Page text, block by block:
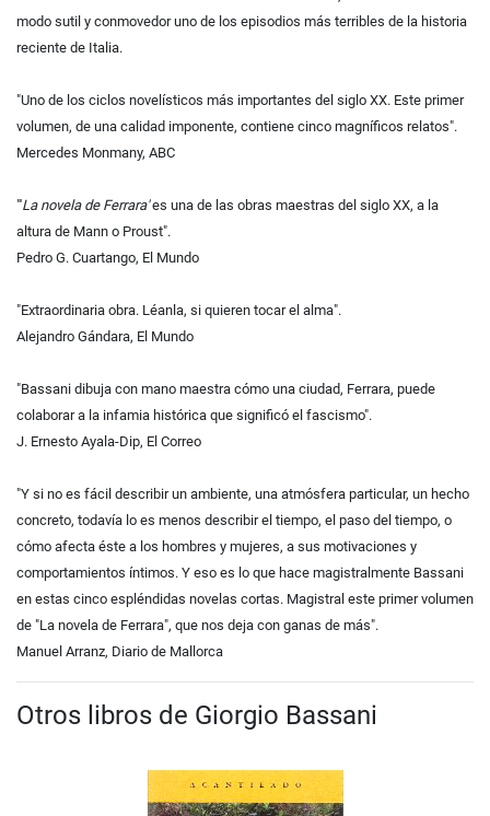
modo sutil y conmovedor uno de los episodios más terribles de la historia
reciente de Italia.
"Uno de los ciclos novelísticos más importantes del siglo XX. Este primer
volumen, de una calidad imponente, contiene cinco magníficos relatos".
Mercedes Monmany, ABC
"'La novela de Ferrara'es una de las obras maestras del siglo XX, a la
altura de Mann o Proust".
Pedro G. Cuartango, El Mundo
"Extraordinaria obra. Léanla, si quieren tocar el alma".
Alejandro Gándara, El Mundo
"Bassani dibuja con mano maestra cómo una ciudad, Ferrara, puede
colaborar a la infamia histórica que significó el fascismo".
J. Ernesto Ayala-Dip, El Correo
"Y si no es fácil describir un ambiente, una atmósfera particular, un hecho
concreto, todavía lo es menos describir el tiempo, el paso del tiempo, o
cómo afecta éste a los hombres y mujeres, a sus motivaciones y
comportamientos íntimos. Y eso es lo que hace magistralmente Bassani
en estas cinco espléndidas novelas cortas. Magistral este primer volumen
de "La novela de Ferrara", que nos deja con ganas de más".
Manuel Arranz, Diario de Mallorca
Otros libros de Giorgio Bassani